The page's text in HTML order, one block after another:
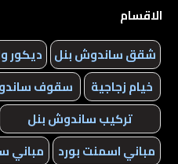
الاقسام
شقق ساندوش بنل ديكور
خيام زجاجية
سقوف
تركيب ساندوش بنل
مباني اسمنت بورد
مباني